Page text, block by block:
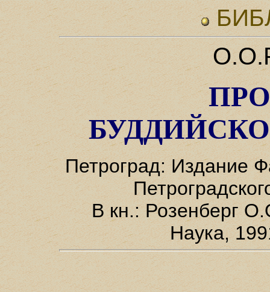
Петроград: Издание
В кн.: Розенберг
Наука,